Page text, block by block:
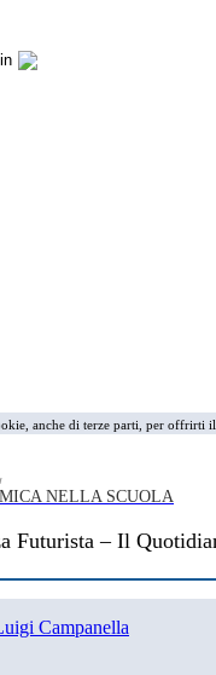
anche di terze parti, per
NELLA SCUOLA
Futurista – Il
Campanella